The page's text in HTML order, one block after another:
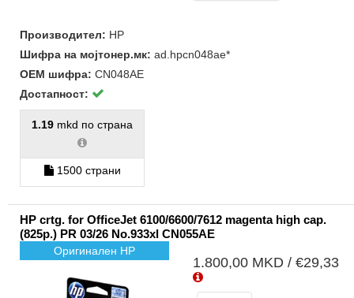
Производител: HP
Шифра на мојтонер.мк: ad.hpcn048ae*
ОЕМ шифра: CN048AE
Достапност:
1.19 mkd по страна
1500 страни
HP crtg. for OfficeJet 6100/6600/7612 magenta high cap.
(825p.) PR 03/26 No.933xl CN055AE
Оригинален HP
1.800,00 MKD / €29,33